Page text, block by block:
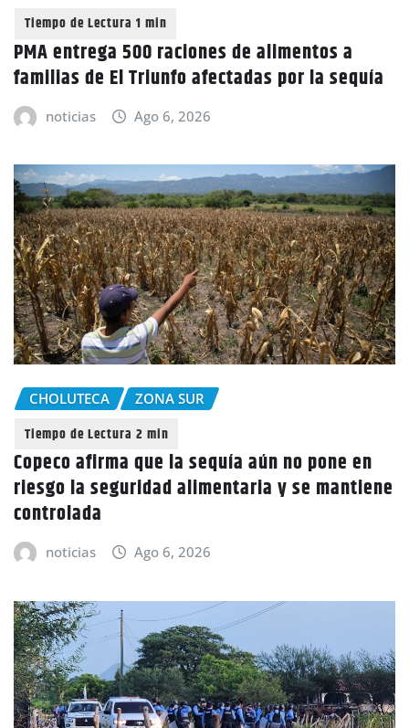
PMA entrega 500 raciones de alimentos a
familias de El Triunfo afectadas por la sequía
noticias Ago 6, 2026
CHOLUTECA ZONA SUR
Copeco afirma que la sequía aún no pone en
riesgo la seguridad alimentaria y se mantiene
controlada
noticias Ago 6, 2026